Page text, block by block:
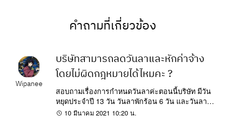
คำถามที่เกี่ยวข้อง
Wipanee
บริษัทสามารถลดวันลาและหักค่าจ้าง
โดยไม่ผิดกฎหมายได้ไหมคะ ?
สอบถามเรื่องการกำหนดวันลาค่ะตอนนี้บริษัท มีวัน
หยุดประจำปี 13 วัน วันลาพักร้อน 6 วัน และวันลากิจ
7 วัน แต่บ.ประสบปัญหาของการรับงานจากทางต่าง
10 มีนาคม 2021 10:20 น.